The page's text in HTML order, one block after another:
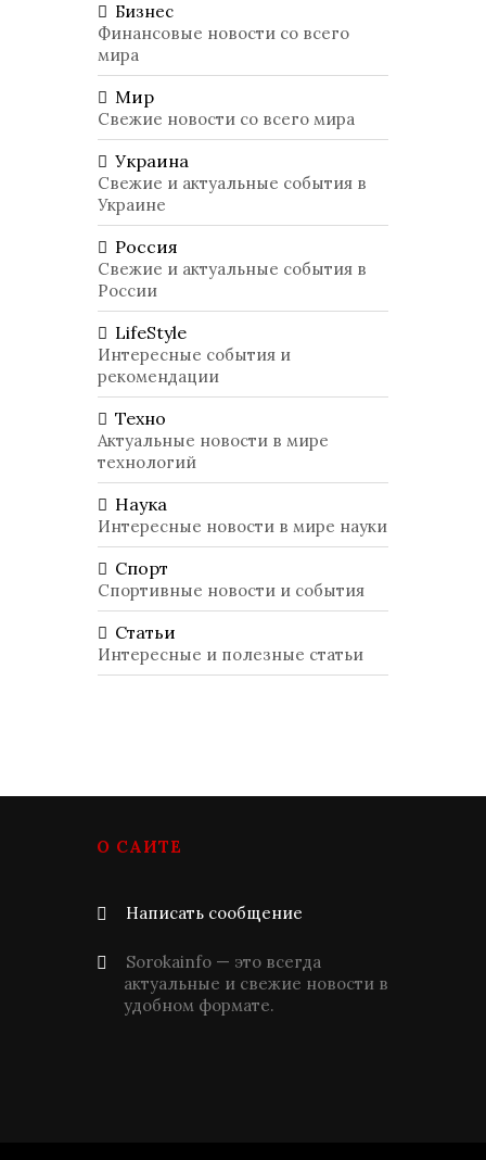
Бизнес
Финансовые новости со всего
мира
Мир
Свежие новости со всего мира
Украина
Свежие и актуальные события в
Украине
Россия
Свежие и актуальные события в
России
LifeStyle
Интересные события и
рекомендации
Техно
Актуальные новости в мире
технологий
Наука
Интересные новости в мире науки
Спорт
Спортивные новости и события
Статьи
Интересные и полезные статьи
О САЙТЕ
Написать сообщение
Sorokainfo — это всегда
актуальные и свежие новости в
удобном формате.